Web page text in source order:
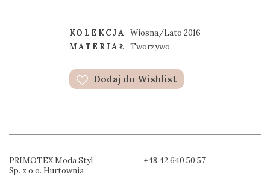
KOLEKCJA
Wiosna/Lato 2016
MATERIAŁ Tworzywo
Dodaj do Wishlist
PRIMOTEX Moda Styl
Sp. z o.o. Hurtownia
+48 42 640 50 57